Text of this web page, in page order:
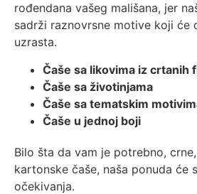
rođendana vašeg mališana, jer
sadrži raznovrsne motive koji će
uzrasta.
Čaše sa likovima iz crtanih
Čaše sa životinjama
Čaše sa tematskim
Čaše u jednoj boji
Bilo šta da vam je potrebno,
kartonske čaše, naša ponuda će
očekivanja.